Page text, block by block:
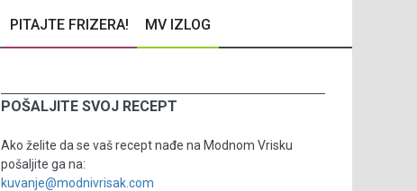
PITAJTE FRIZERA! MV IZLOG
POŠALJITE SVOJ RECEPT
Ako želite da se vaš recept nađe na Modnom Vrisku
pošaljite ga na:
kuvanje@modnivrisak.com